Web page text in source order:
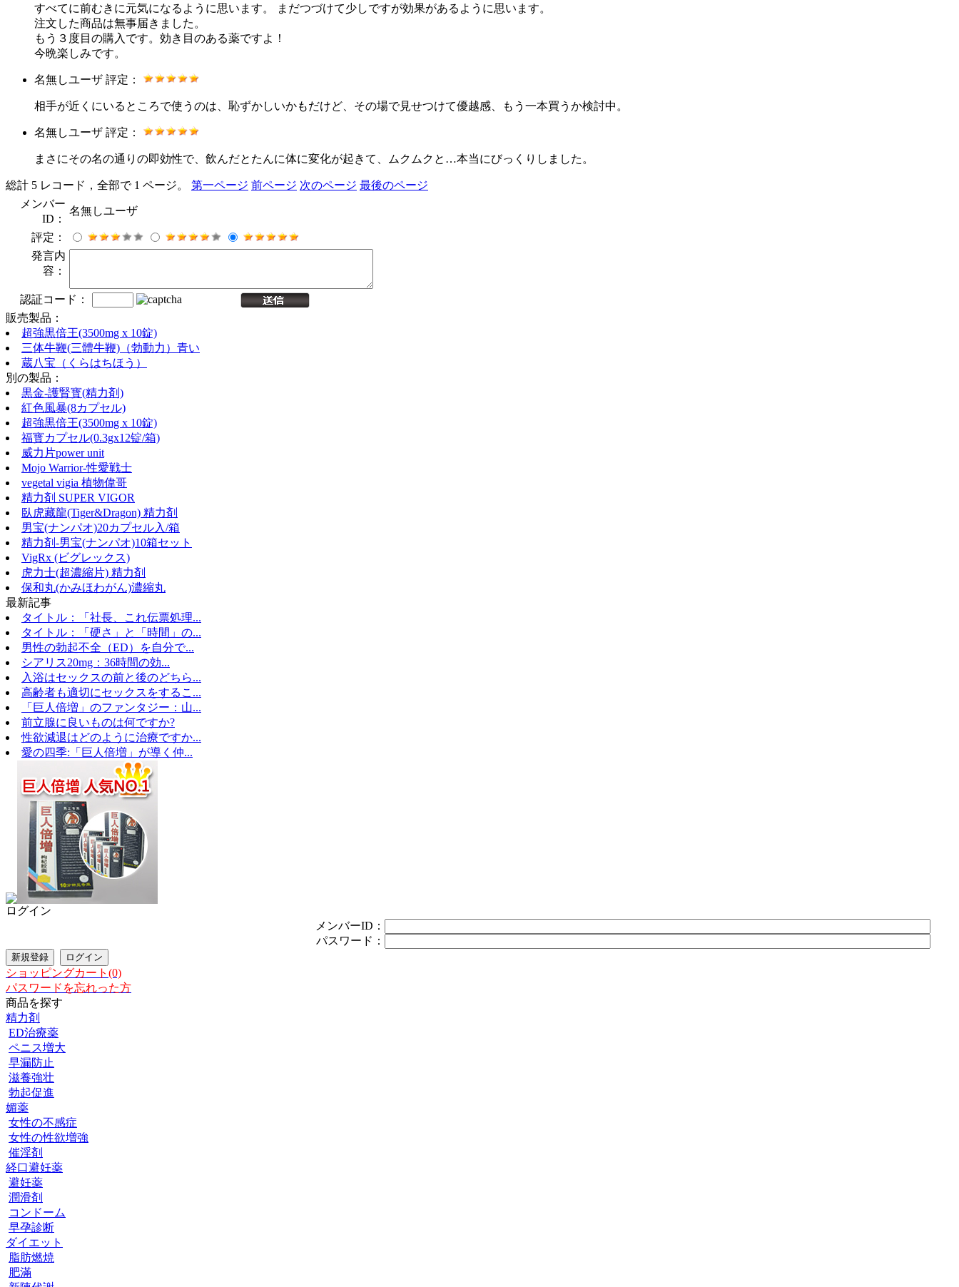
すべてに前むきに元気になるように思います。 まだつづけて少しですが効果があるように思います。
注文した商品は無事届きました。
もう３度目の購入です。効き目のある薬ですよ！
今晩楽しみです。
名無しユーザ 評定：
相手が近くにいるところで使うのは、恥ずかしいかもだけど、その場で見せつけて優越感、もう一本買うか検討中。
名無しユーザ 評定：
まさにその名の通りの即効性で、飲んだとたんに体に変化が起きて、ムクムクと…本当にびっくりしました。
総計 5 レコード，全部で 1 ページ。 第一ページ 前ページ 次のページ 最後のページ
メンバー
ID：
名無しユーザ
評定：
発言内
容：
認証コード：
販売製品：
超強黒倍王(3500mg x 10錠)
三体牛鞭(三體牛鞭)（勃動力）青い
蔵八宝（くらはちほう）
別の製品：
黒金-護腎寳(精力剤)
紅色風暴(8カプセル)
超強黒倍王(3500mg x 10錠)
福寳カプセル(0.3gx12锭/箱)
威力片power unit
Mojo Warrior-性愛戦士
vegetal vigia 植物偉哥
精力剤 SUPER VIGOR
臥虎藏龍(Tiger&Dragon) 精力剤
男宝(ナンパオ)20カプセル入/箱
精力剤-男宝(ナンパオ)10箱セット
VigRx (ビグレックス)
虎力士(超濃縮片) 精力剤
保和丸(かみほわがん)濃縮丸
最新記事
タイトル：「社長、これ伝票処理...
タイトル：「硬さ」と「時間」の...
男性の勃起不全（ED）を自分で...
シアリス20mg：36時間の効...
入浴はセックスの前と後のどちら...
高齢者も適切にセックスをするこ...
「巨人倍増」のファンタジー：山...
前立腺に良いものは何ですか?
性欲減退はどのように治療ですか...
愛の四季:「巨人倍増」が導く仲...
ログイン
メンバーID：
パスワード：
ショッピングカート(0)
パスワードを忘れった方
商品を探す
精力剤
ED治療薬
ペニス増大
早漏防止
滋養強壮
勃起促進
媚薬
女性の不感症
女性の性欲増強
催淫剤
経口避妊薬
避妊薬
潤滑剤
コンドーム
早孕診断
ダイエット
脂肪燃焼
肥滿